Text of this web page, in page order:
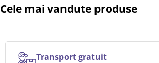
Cele mai vandute produse
Transport gratuit